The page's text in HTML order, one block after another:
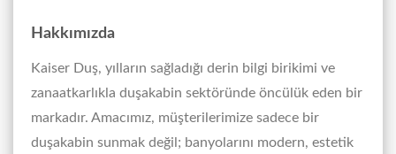
Hakkımızda
Kaiser Duş, yılların sağladığı derin bilgi birikimi ve
zanaatkarlıkla duşakabin sektöründe öncülük eden bir
markadır. Amacımız, müşterilerimize sadece bir
duşakabin sunmak değil; banyolarını modern, estetik